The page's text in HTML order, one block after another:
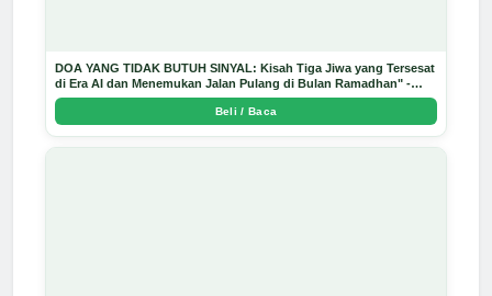
DOA YANG TIDAK BUTUH SINYAL: Kisah Tiga Jiwa yang Tersesat
di Era AI dan Menemukan Jalan Pulang di Bulan Ramadhan" -
Arda Dinata
Beli / Baca